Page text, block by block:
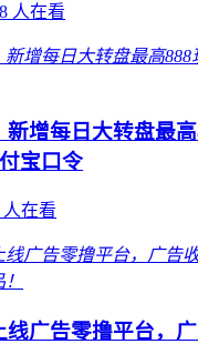
人在看
新增每日大转盘最
宝口令
人在看
广告零撸平台，广